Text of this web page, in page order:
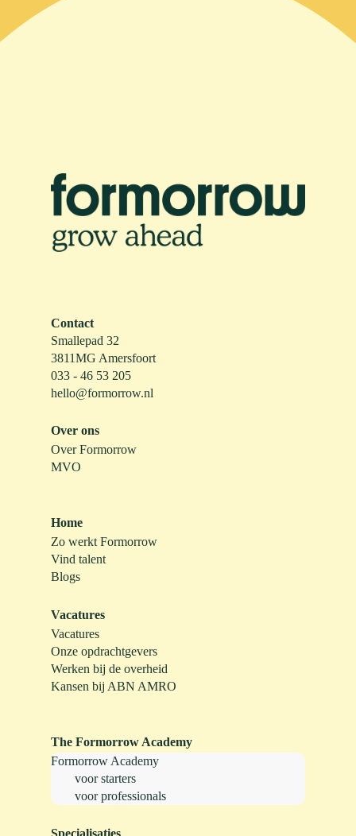
Contact
Smallepad 32
3811MG Amersfoort
033 - 46 53 205
hello@formorrow.nl
Over ons
Over Formorrow
MVO
Home
Zo werkt Formorrow
Vind talent
Blogs
Vacatures
Vacatures
Onze opdrachtgevers
Werken bij de overheid
Kansen bij ABN AMRO
The Formorrow Academy
Formorrow Academy
voor starters
voor professionals
Specialisaties